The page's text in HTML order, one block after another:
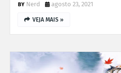
Nerd
agosto 23, 2021
VEJA MAIS »